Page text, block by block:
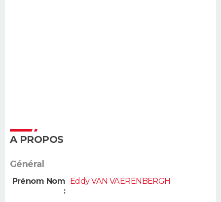
A PROPOS
Général
Prénom Nom
:
Eddy VAN VAERENBERGH